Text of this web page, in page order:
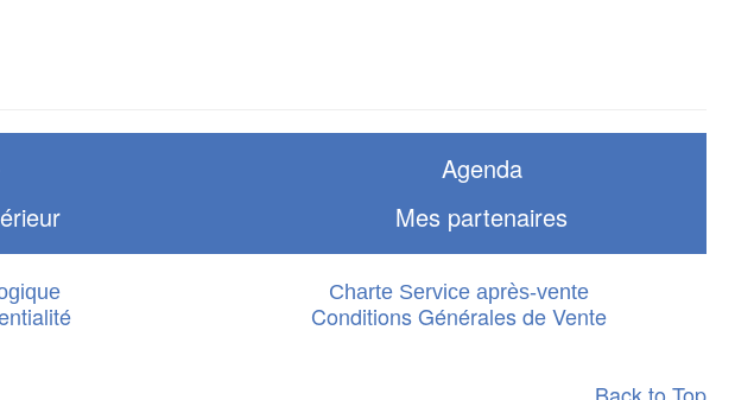
Agenda
Mes partenaires
Charte Service après-vente
Conditions Générales de Vente
Back to Top